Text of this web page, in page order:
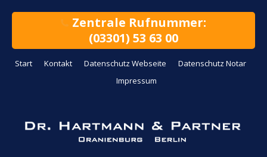
Zentrale Rufnummer:
(03301) 53 63 00
Start Kontakt Datenschutz Webseite
Datenschutz Notar
Impressum